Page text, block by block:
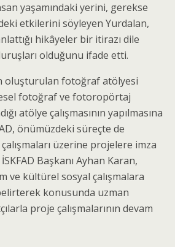
yaşamındaki yerini, gerekse
etkilerini söyleyen Yurdalan,
hikâyeler bir itirazı dile
olduğunu ifade etti.
oluşturulan fotoğraf atölyesi
fotoğraf ve fotoropörtaj
atölye çalışmasının yapılmasına
önümüzdeki süreçte de
üzerine projelere imza
Başkanı Ayhan Karan,
ve kültürel sosyal çalışmalara
konusunda uzman
proje çalışmalarının devam